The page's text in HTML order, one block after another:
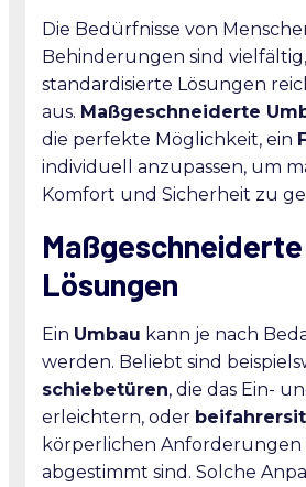
Die Bedürfnisse von
Behinderungen sind
standardisierte Lösungen
aus. Maßgeschneiderte
die perfekte Möglichkeit, ein
individuell anzupassen, um
Komfort und Sicherheit zu
Lösungen
Ein Umbau kann je nach
werden. Beliebt sind
schiebetüren, die das Ein-
erleichtern, oder
körperlichen Anforderungen
abgestimmt sind. Solche